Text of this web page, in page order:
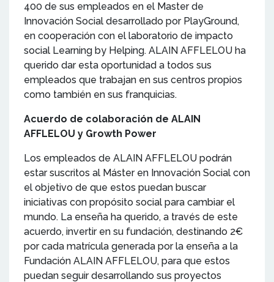
400 de sus empleados en el Master de
Innovación Social desarrollado por PlayGround,
en cooperación con el laboratorio de impacto
social Learning by Helping. ALAIN AFFLELOU ha
querido dar esta oportunidad a todos sus
empleados que trabajan en sus centros propios
como también en sus franquicias.
Acuerdo de colaboración de ALAIN
AFFLELOU y Growth Power
Los empleados de ALAIN AFFLELOU podrán
estar suscritos al Máster en Innovación Social con
el objetivo de que estos puedan buscar
iniciativas con propósito social para cambiar el
mundo. La enseña ha querido, a través de este
acuerdo, invertir en su fundación, destinando 2€
por cada matrícula generada por la enseña a la
Fundación ALAIN AFFLELOU, para que estos
puedan seguir desarrollando sus proyectos